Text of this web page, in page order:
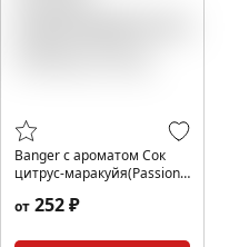
Banger с ароматом Сок
цитрус-маракуйя(Passion
от 252 ₽